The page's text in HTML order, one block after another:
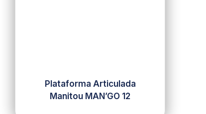
Plataforma Articulada
Manitou MAN’GO 12